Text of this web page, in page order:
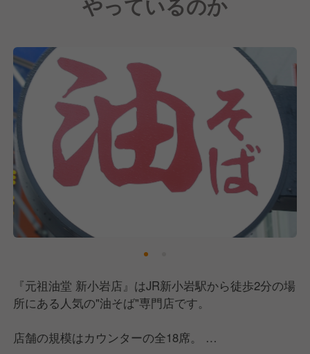
やっているのか
『元祖油堂 新小岩店』はJR新小岩駅から徒歩2分の場
所にある人気の"油そば"専門店です。
店舗の規模はカウンターの全18席。